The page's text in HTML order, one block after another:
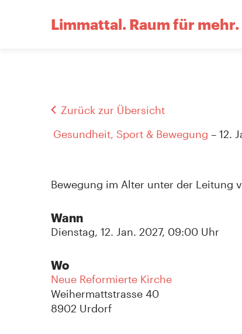
Limmattal. Raum für mehr.
Zurück zur Übersicht
Gesundheit, Sport & Bewegung – 12.
Bewegung im Alter unter der Leitung
Wann
Dienstag, 12. Jan. 2027, 09:00 Uhr
Wo
Neue Reformierte Kirche
Weihermattstrasse 40
8902 Urdorf